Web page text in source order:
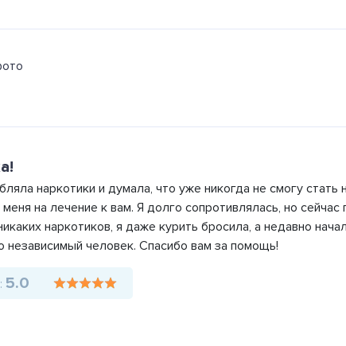
наркотики и думала, что уже никогда не смогу
на лечение к вам. Я долго сопротивлялась, но
наркотиков, я даже курить бросила, а недавно
человек. Спасибо вам за помощь!
5.0